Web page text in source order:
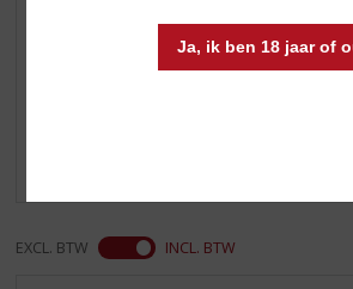
Ja, ik ben 18 jaar of
Reviews
EXCL. BTW INCL. BTW